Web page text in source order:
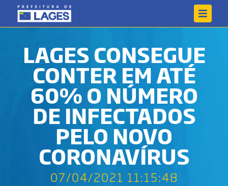
LAGES CONSEGUE
CONTER EM ATÉ
60% O NÚMERO
DE INFECTADOS
PELO NOVO
CORONAVÍRUS
07/04/2021 11:15:48